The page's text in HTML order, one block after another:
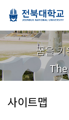
꿈을
사이트맵